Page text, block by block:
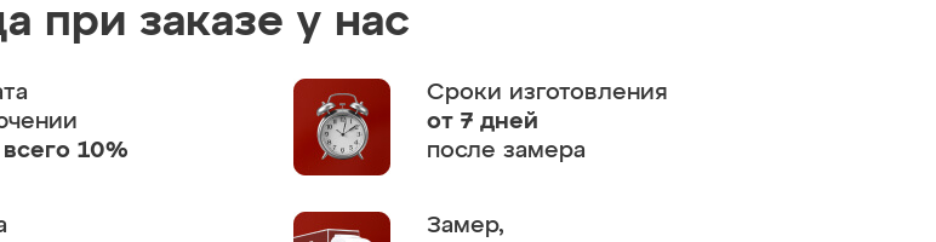
при заказе у нас
всего 10%
Сроки изготовления
от 7 дней
после замера
Замер,